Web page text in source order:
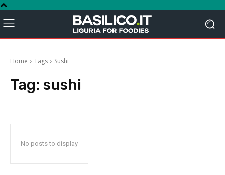
Home Tags Sushi
Tag: sushi
No posts to display